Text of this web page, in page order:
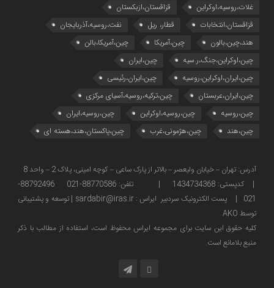
غلات،روسیه،اوکراین
قزاقستان،ازبکستان
قزاقستان،انتخابات
قطار، ریل
نفت،روسیه،آذربایجان
هند،چین،بالون
چین،آمریکا
چین،آمریکا،بالن
چین،اوکراین،جنگ،ر.سیه
چین،ایران
چین،ایران،اوکراین،روسیه
چین،ایران،رئیسی
چین،ایران،عربستان
چین،ترکیه،روسیه،آسیای مرکزی
چین،روسیه
چین،روسیه،اوکراین
چین،روسیه،ایران
چین،هند
چین،هژمونی،غرب چین،پاکستان،هند،هسته ای
| کدپستی: 1434734368 | تلفن: 88770586-021 88792496-
021 | پست الکترونیک سردبیر ایراس : sardabir@iras.ir |
توسعه و پشتیبانی
توسط AKO
كليه حقوق این سایت برای مجموعه ایراس محفوظ است، استفاده از مطالب با ذكر
منبع بلامانع است.